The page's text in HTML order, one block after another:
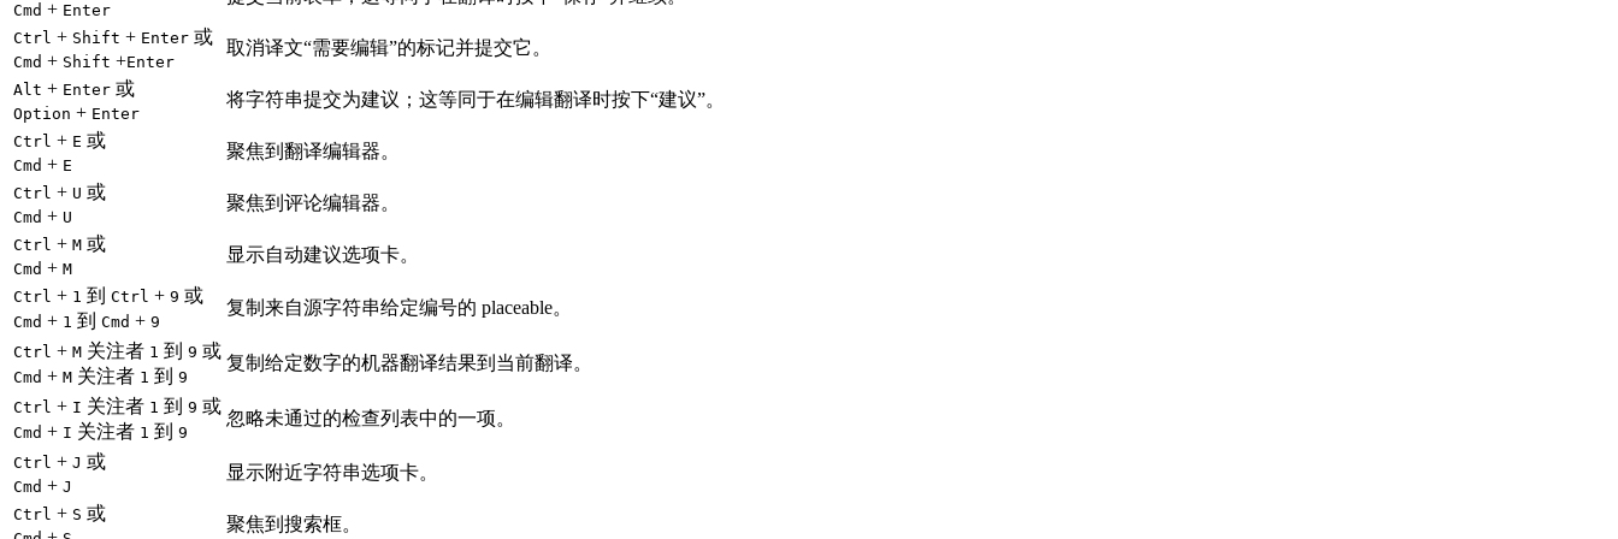
Cmd + Enter
Ctrl + Shift + Enter 或
Cmd + Shift +Enter
取消译文“需要编辑”的标记并提交它。
Alt + Enter 或
Option + Enter
将字符串提交为建议；这等同于在编辑翻译时按下“建议”。
Ctrl + E 或
Cmd + E
聚焦到翻译编辑器。
Ctrl + U 或
Cmd + U
聚焦到评论编辑器。
Ctrl + M 或
Cmd + M
显示自动建议选项卡。
Ctrl + 1 到 Ctrl + 9 或
Cmd + 1 到 Cmd + 9
复制来自源字符串给定编号的 placeable。
Ctrl + M 关注者 1 到 9 或
Cmd + M 关注者 1 到 9
复制给定数字的机器翻译结果到当前翻译。
Ctrl + I 关注者 1 到 9 或
Cmd + I 关注者 1 到 9
忽略未通过的检查列表中的一项。
Ctrl + J 或
Cmd + J
显示附近字符串选项卡。
Ctrl + S 或
聚焦到搜索框。